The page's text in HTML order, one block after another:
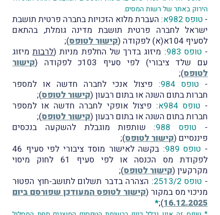
הירוק באתר של רשות המסים.
- טופס 982א
: העברת מלוא הזכויות בחברה פרטית תושבת
ישראל לחברה פרטית תושבת מדינה גומלת, בהתאם
לסעיף 104א(א) לפקודה (
קישור לטופס);
- טופס 983 : מיזוג בדרך של החלפת מניות (לרבותמיזוג
עם שלד ציבורי) לפי סעיף 103כ לפקודה (
קישור
לטופס);
- טופס 984
: פיצול אנכי לחברה חדשה או למספר
חברות בתום השנה או בתום רבעון (קישור לטופס);
- טופס 984א
: פיצול אופקי לחברה חדשה או למספר
חברות בתום השנה או בתום רבעון (קישור לטופס);
- טופס 988
: שותפות מוגבלת להשקעה בנכסים
פיננסיים (קישור לטופס);
- טופס 989
: בקשה לאישור מוסד ציבורי לפי סעיף 46
לפקודת מס הכנסה או לפי סעיף 61 לחוק מיסוי
מקרקעין (קישור לטופס);
- טופס 2513/2
: הצהרה בדבר תשלום לתושב-חוץ הפטוּר
מניכוי מס במקור (קישור לטופס המעודכן שפורסם ביום
16.12.2025
);
*